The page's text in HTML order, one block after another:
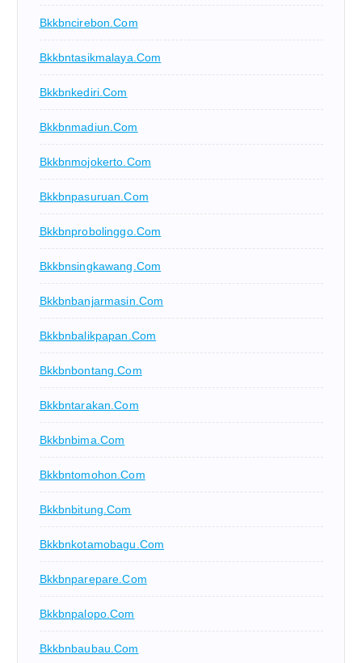
Bkkbncirebon.com
Bkkbntasikmalaya.com
Bkkbnkediri.com
Bkkbnmadiun.com
Bkkbnmojokerto.com
Bkkbnpasuruan.com
Bkkbnprobolinggo.com
Bkkbnsingkawang.com
Bkkbnbanjarmasin.com
Bkkbnbalikpapan.com
Bkkbnbontang.com
Bkkbntarakan.com
Bkkbnbima.com
Bkkbntomohon.com
Bkkbnbitung.com
Bkkbnkotamobagu.com
Bkkbnparepare.com
Bkkbnpalopo.com
Bkkbnbaubau.com